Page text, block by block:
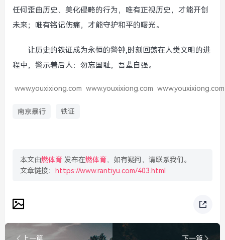
任何歪曲历史、美化侵略的行为，唯有正视历史，才能开创
未来；唯有铭记伤痛，才能守护和平的曙光。
让历史的铁证成为永恒的警钟,时刻回荡在人类文明的进
程中，警示着后人：勿忘国耻，吾辈自强。
www.youxixiong.com www.youxixiong.com www.youxixiong.com
南京暴行 铁证
本文由燃体育 发布在燃体育，如有疑问，请联系我们。
文章链接：
https://www.rantiyu.com/403.html